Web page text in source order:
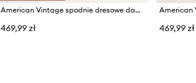
American Vintage spodnie dresowe damskie bawełniane z elastanem
469,99 zł 469,99 zł